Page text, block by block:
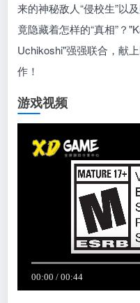
来的神秘敌人“侵校生”以
竟隐藏着怎样的“真相”？
Uchikoshi"强强联合，献
作！
游戏视频